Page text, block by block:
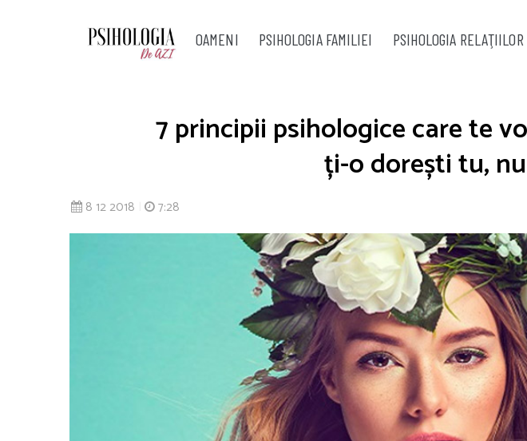
OAMENI PSIHOLOGIA FAMILIEI PSIHOLOGIA RELAŢIILOR
7 principii psihologice care te
ți-o dorești tu,
8 12 2018 7:28